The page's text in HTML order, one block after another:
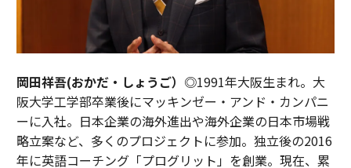
岡田祥吾(おかだ・しょうご）◎1991年大阪生まれ。大
阪大学工学部卒業後にマッキンゼー・アンド・カンパニ
ーに入社。日本企業の海外進出や海外企業の日本市場戦
略立案など、多くのプロジェクトに参加。独立後の2016
年に英語コーチング「プログリット」を創業。現在、累